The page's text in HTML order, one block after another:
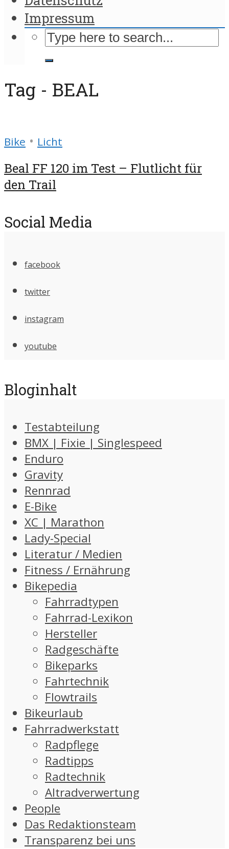
Impressum
Tag - BEAL
Bike • Licht
Beal FF 120 im Test – Flutlicht für
den Trail
Social Media
facebook
twitter
instagram
youtube
Bloginhalt
Testabteilung
BMX | Fixie | Singlespeed
Enduro
Gravity
Rennrad
E-Bike
XC | Marathon
Lady-Special
Literatur / Medien
Fitness / Ernährung
Bikepedia
Fahrradtypen
Fahrrad-Lexikon
Hersteller
Radgeschäfte
Bikeparks
Fahrtechnik
Flowtrails
Bikeurlaub
Fahrradwerkstatt
Radpflege
Radtipps
Radtechnik
Altradverwertung
People
Das Redaktionsteam
Transparenz bei uns